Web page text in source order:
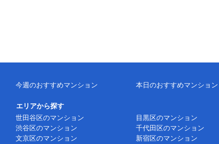
今週のおすすめマンション 本日のおすすめマンション
エリアから探す
世田谷区のマンション
目黒区のマンション
渋谷区のマンション
千代田区のマンション
文京区のマンション
新宿区のマンション